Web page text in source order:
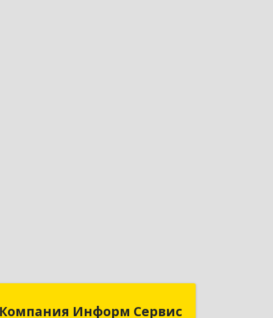
Компания Информ Сервис
Компания Информ Сервис